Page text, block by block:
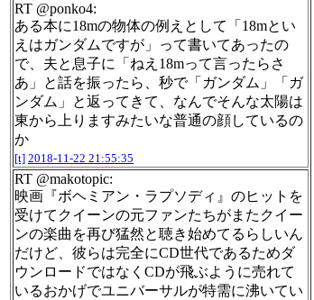
RT @ponko4:
ある本に18mの物体の例えとして「18mとい
えはガンダムですが」って書いてあったの
で、夫と息子に「ねえ18mって言ったらさ
あ」と話を振ったら、秒で「ガンダム」「ガ
ンダム」と返ってきて、なんでそんな太陽は
東から上りますみたいな普通の顔しているの
か
[t] 2018-11-22 21:55:35
RT @makotopic:
映画『ボヘミアン・ラプソディ』のヒットを
受けてクイーンの元ファンたちがまたクイー
ンの楽曲を再び猛然と聴き始めてるらしいん
だけど、彼らは完全にCD世代であるためダ
ウンロードではなくCDが飛ぶように売れて
いるおかげでユニバーサルが特需に沸いてい